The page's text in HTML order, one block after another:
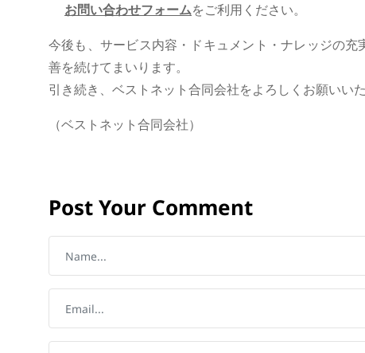
お問い合わせフォームをご利用ください。
今後も、サービス内容・ドキュメント・ナレッジの
善を続けてまいります。
引き続き、ベストネット合同会社をよろしくお願いいた
（ベストネット合同会社）
Post Your Comment